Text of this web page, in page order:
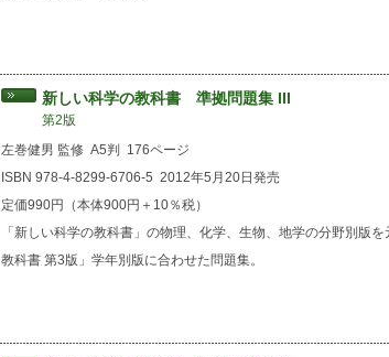
新しい科学の教科書 準拠問題集 III
第2版
左巻健男 監修 A5判
176ページ
ISBN 978-4-8299-6706-5 2012年5月20日発売
定価990円（本体900円＋10％税）
「新しい科学の教科書」の物理、化学、生物、地学の分野別版
教科書 第3版」学年別版に合わせた問題集。